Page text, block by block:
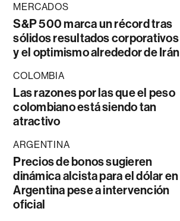
MERCADOS
S&P 500 marca un récord tras
sólidos resultados corporativos
y el optimismo alrededor de Irán
COLOMBIA
Las razones por las que el peso
colombiano está siendo tan
atractivo
ARGENTINA
Precios de bonos sugieren
dinámica alcista para el dólar en
Argentina pese a intervención
oficial